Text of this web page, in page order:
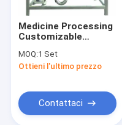
Medicine Processing
Customizable
Powder Dryer High
Speed ​​Centrifugal
MOQ:1 Set
Ottieni l'ultimo prezzo
Contattaci